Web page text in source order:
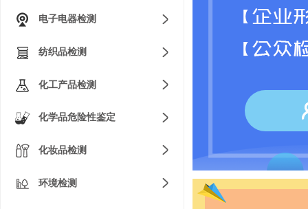
电子电器检测
纺织品检测
化工产品检测
化学品危险性鉴定
化妆品检测
环境检测